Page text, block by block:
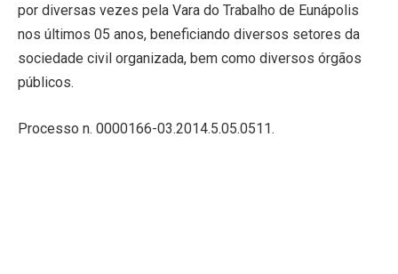
por diversas vezes pela Vara do Trabalho de Eunápolis
nos últimos 05 anos, beneficiando diversos setores da
sociedade civil organizada, bem como diversos órgãos
públicos.
Processo n. 0000166-03.2014.5.05.0511.